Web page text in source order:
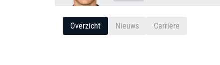
Overzicht Nieuws Carrière